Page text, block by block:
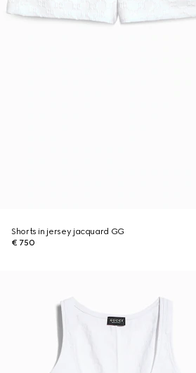
Shorts in jersey jacquard GG
€ 750